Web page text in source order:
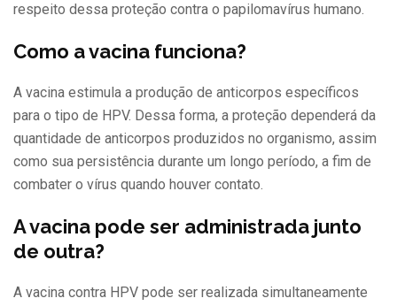
respeito dessa proteção contra o papilomavírus humano.
Como a vacina funciona?
A vacina estimula a produção de anticorpos específicos
para o tipo de HPV. Dessa forma, a proteção dependerá da
quantidade de anticorpos produzidos no organismo, assim
como sua persistência durante um longo período, a fim de
combater o vírus quando houver contato.
A vacina pode ser administrada junto
de outra?
A vacina contra HPV pode ser realizada simultaneamente